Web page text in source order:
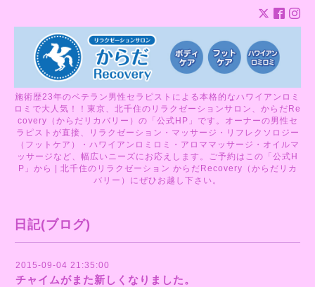
施術歴23年のベテラン男性セラピストによる本格的なハワイアンロミ
ロミで大人気！！東京、北千住のリラクゼーションサロン、からだRe
covery（からだリカバリー）の「公式HP」です。オーナーの男性セ
ラピストが直接、リラクゼーション・マッサージ・リフレクソロジー
（フットケア）・ハワイアンロミロミ・アロママッサージ・オイルマ
ッサージなど、幅広いニーズにお応えします。ご予約はこの「公式H
P」から | 北千住のリラクゼーション からだRecovery（からだリカ
バリー）にぜひお越し下さい。
日記(ブログ)
2015-09-04 21:35:00
チャイムがまた新しくなりました。